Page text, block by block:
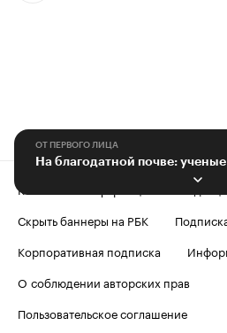
ОТ ПЕРВОГО ЛИЦА
Контактная информация
Редакция
Скрыть баннеры на РБК
Корпоративная подписка
О соблюдении авторских прав
Пользовательское соглашение